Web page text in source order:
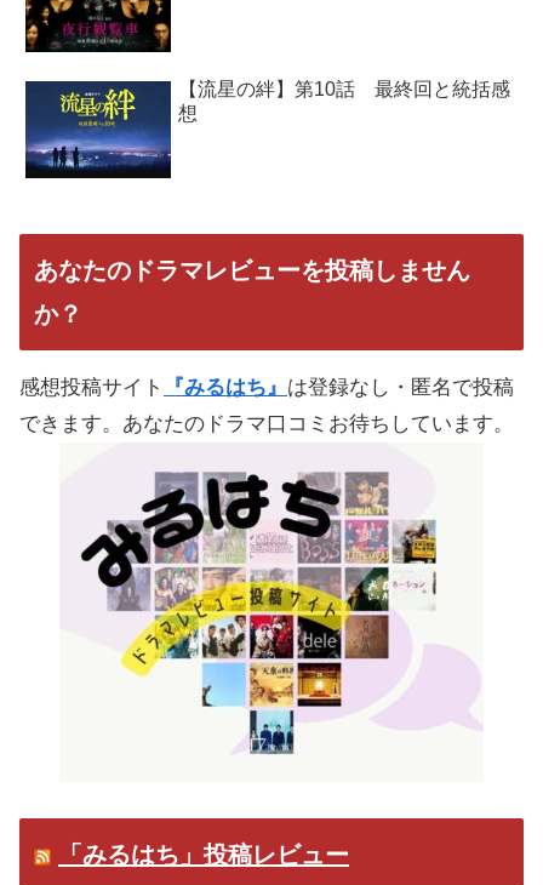
【流星の絆】第10話 最終回と統括感
想
あなたのドラマレビューを投稿しません
か？
感想投稿サイト 『みるはち』 は登録なし・匿名で投稿
できます。あなたのドラマ口コミお待ちしています。
「みるはち」投稿レビュー